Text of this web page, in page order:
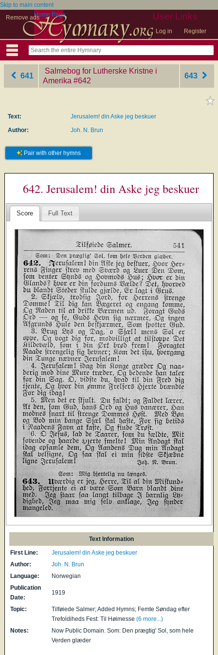
Skip to main content
Remove ads
User Links
Log in Register
Home Page
641
Salmebog for Lutherske Kristne i
Amerika ‎#642
643
Text:
Jerusalem! din Aske jeg beskuer
Author:
Joh. N. Brun
Pair with other hymns
642. Jerusalem! din Aske jeg beskuer
Score Full Text
Text Information
First Line:
Jerusalem! din Aske jeg beskuer
Author:
Joh. N. Brun
Language:
Norwegian
Publication
Date:
1919
Topic:
Tilføiede Salmer; Added Hymns; Femte Søndag efter
Trefoldiheds Fest: Til Høimesse (6 more...)
Notes:
Now Public Domain. Som: Den prægtig' Sol, som hele
Verden glæder